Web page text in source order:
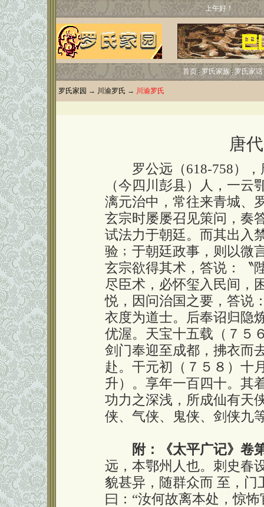
上午好！
首页 罗氏家族 罗氏家话
罗氏家园 → 川渝罗氏 → 川渝罗氏
唐
罗公远（618-758），
（今四川彭县）人，一
漓元治中，常往来青城、
玄宗时屡屡召见策问，奏
试法力于朝廷。而其出入
验﹔于朝廷政事，则以微
玄宗欲得其术，答说：〝
尽臣术，必怀玺入民间，
悦，因问治国之要，答说
衣度为道士。后奉诏归隐
优渥。天宝十五载（７５
剑门奉迎至成都，拂衣而
赴。干元初（７５８）十
升）。享年一百四十。其
功力之深浅，所成仙有天
侠、气侠、鬼侠、剑侠九
附：《太平广记》
远，本鄂州人也。刺史春
貌甚异，随群众而 至，门
曰：“汝何故离本处，惊